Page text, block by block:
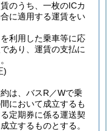
のうち、一枚のICカ
に適用する運賃をい
利用した乗車等に応
あり、運賃の支払に
)
は、バスR／Wで乗
において成立するも
定期券に係る運送契
立するものとする。